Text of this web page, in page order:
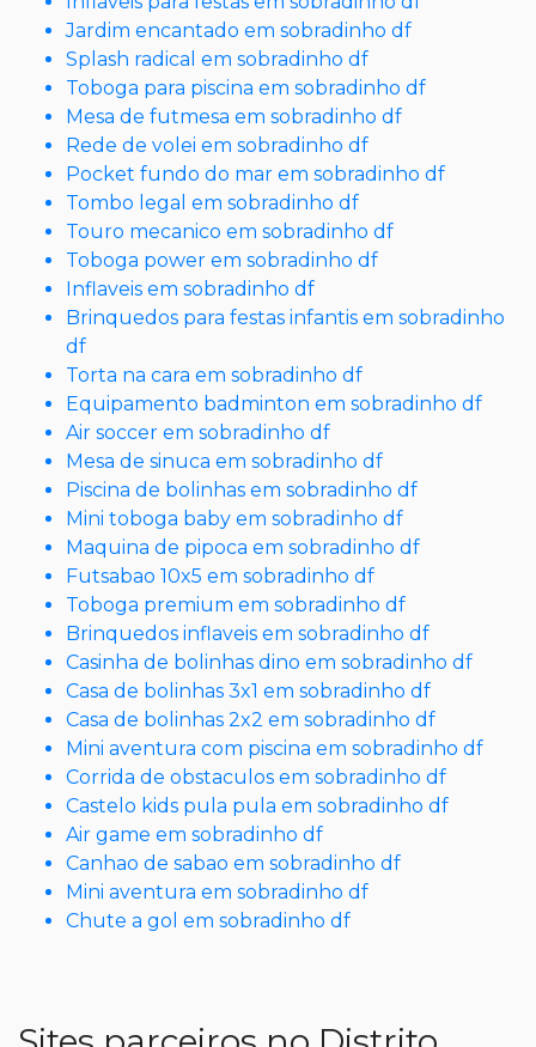
Jardim encantado em sobradinho df
Splash radical em sobradinho df
Toboga para piscina em sobradinho df
Mesa de futmesa em sobradinho df
Rede de volei em sobradinho df
Pocket fundo do mar em sobradinho df
Tombo legal em sobradinho df
Touro mecanico em sobradinho df
Toboga power em sobradinho df
Inflaveis em sobradinho df
Brinquedos para festas infantis em sobradinho
df
Torta na cara em sobradinho df
Equipamento badminton em sobradinho df
Air soccer em sobradinho df
Mesa de sinuca em sobradinho df
Piscina de bolinhas em sobradinho df
Mini toboga baby em sobradinho df
Maquina de pipoca em sobradinho df
Futsabao 10x5 em sobradinho df
Toboga premium em sobradinho df
Brinquedos inflaveis em sobradinho df
Casinha de bolinhas dino em sobradinho df
Casa de bolinhas 3x1 em sobradinho df
Casa de bolinhas 2x2 em sobradinho df
Mini aventura com piscina em sobradinho df
Corrida de obstaculos em sobradinho df
Castelo kids pula pula em sobradinho df
Air game em sobradinho df
Canhao de sabao em sobradinho df
Mini aventura em sobradinho df
Chute a gol em sobradinho df